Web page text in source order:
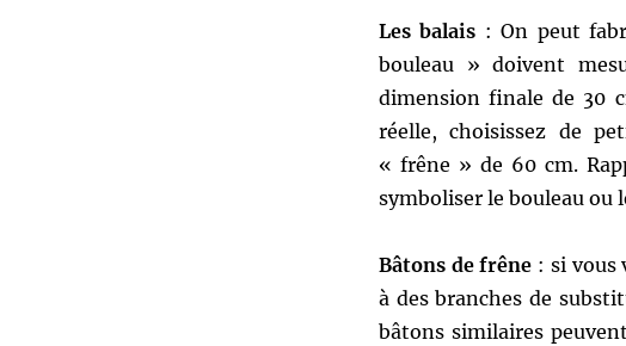
Les balais : On peut
bouleau » doivent
dimension finale de 30
réelle, choisissez de
« frêne » de 60 cm.
symboliser le bouleau ou
Bâtons de frêne : si vous
à des branches de
bâtons similaires